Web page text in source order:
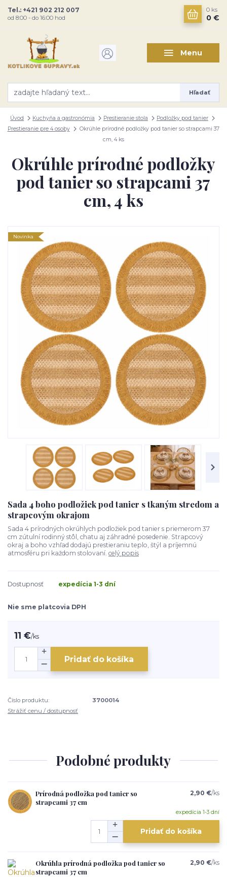
Menu
Hľadať
Tel.: +421 902 212 007
od 8:00 - do 16:00 hod
0 ks
0 €
Úvod Kuchyňa a gastronómia Prestieranie stola
Podložky pod tanier
Prestieranie pre 4 osoby
Okrúhle prírodné podložky pod tanier so strapcami 37
cm, 4 ks
Okrúhle prírodné podložky
pod tanier so strapcami 37
cm, 4 ks
Novinka
Sada 4 boho podložiek pod tanier s tkaným stredom a
strapcovým okrajom
Sada 4 prírodných okrúhlych podložiek pod tanier s priemerom 37
cm zútulní rodinný stôl, chatu aj záhradné posedenie. Strapcový
okraj a boho vzhľad dodajú prestieraniu teplo, štýl a príjemnú
atmosféru pri každom stolovaní. celý popis
Dostupnosť expedícia 1-3 dní
Nie sme platcovia DPH
11 €/ks
Pridať do košíka
Číslo produktu:
3700014
Strážiť cenu / dostupnosť
Podobné produkty
Prírodná podložka pod tanier so
strapcami 37 cm
2,90 €/ks
expedícia 1-3 dní
Pridať do košíka
Okrúhla prírodná podložka pod tanier so
strapcami 37 cm
2,90 €/ks